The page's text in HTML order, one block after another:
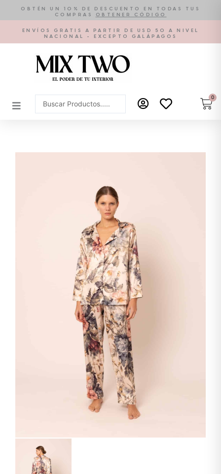
contenido
OBTÉN UN 10% DE DESCUENTO EN TODAS TUS
COMPRAS
OBTENER CÓDIGO
ENVÍOS GRATIS A PARTIR DE USD 50 A NIVEL
NACIONAL - EXCEPTO GALÁPAGOS
Search
...
0